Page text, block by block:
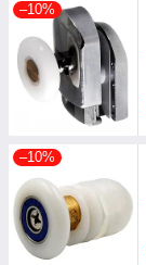
–10%
–10%